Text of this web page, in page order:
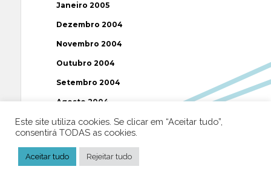
Janeiro 2005
Dezembro 2004
Novembro 2004
Outubro 2004
Setembro 2004
Agosto 2004
Julho 2004
Maio 2004
Este site utiliza cookies. Se clicar em “Aceitar tudo”,
consentirá TODAS as cookies.
Aceitar tudo Rejeitar tudo